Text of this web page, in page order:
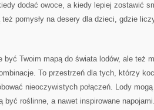
dodać owoce, a kiedy lepiej zostawić
pomysły na desery dla dzieci, gdzie
być Twoim mapą do świata lodów, ale też
To przestrzeń dla tych, którzy
nieoczywistych połączeń. Lody
być roślinne, a nawet inspirowane